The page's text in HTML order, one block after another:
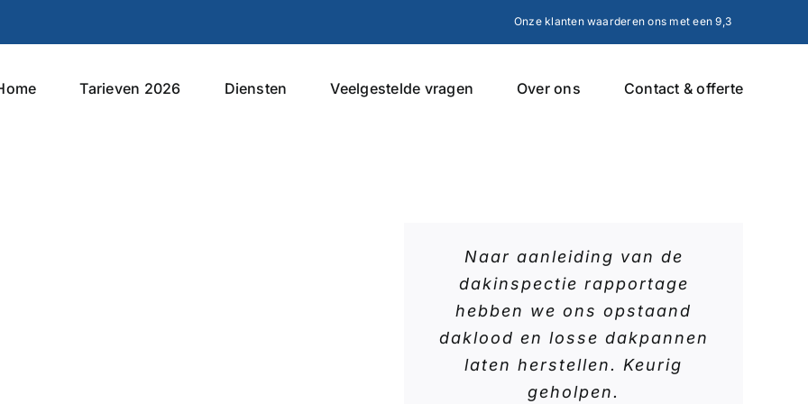
Onze klanten waarderen ons met een 9,3
Tarieven 2026 Diensten Veelgestelde vragen Over ons Contact & offerte
Naar aanleiding van de
dakinspectie rapportage
hebben we ons opstaand
daklood en losse dakpannen
laten herstellen. Keurig
geholpen.